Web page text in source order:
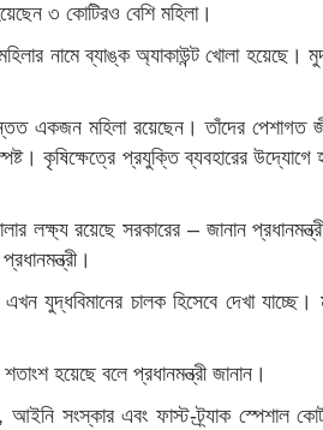
৩ কোটিরও বেশি মহিলা।
নামে ব্যাঙ্ক অ্যাকাউন্ট খোলা হয়েছে।
একজন মহিলা রয়েছেন। তাঁদের পেশাগত
কৃষিক্ষেত্রে প্রযুক্তি ব্যবহারের উদ্যোগে
লক্ষ্য রয়েছে সরকারের – জানান
যুদ্ধবিমানের চালক হিসেবে দেখা যাচ্ছে।
হয়েছে বলে প্রধানমন্ত্রী জানান।
সংস্কার এবং ফাস্ট-ট্র্যাক স্পেশাল কোর্ট